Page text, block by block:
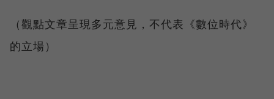
（觀點文章呈現多元意見，不代表《數位時代》
的立場）